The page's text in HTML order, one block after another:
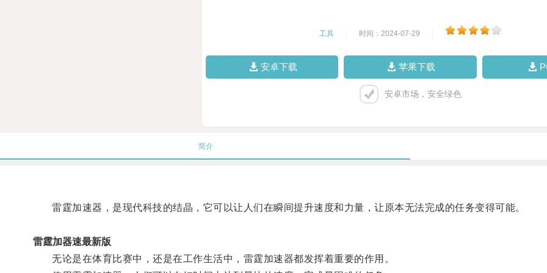
工具 时间：2024-07-29
安卓下载 苹果下载
安卓市场，安全绿色
简介
雷霆加速器，是现代科技的结晶，它可以让人们在瞬间提升速度和力量，让原本无法完成的任务变得可能。
雷霆加器速最新版
无论是在体育比赛中，还是在工作生活中，雷霆加速器都发挥着重要的作用。